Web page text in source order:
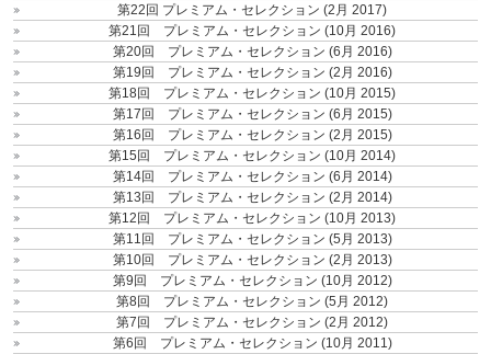
第22回 プレミアム・セレクション (2月 2017)
第21回 プレミアム・セレクション (10月 2016)
第20回 プレミアム・セレクション (6月 2016)
第19回 プレミアム・セレクション (2月 2016)
第18回 プレミアム・セレクション (10月 2015)
第17回 プレミアム・セレクション (6月 2015)
第16回 プレミアム・セレクション (2月 2015)
第15回 プレミアム・セレクション (10月 2014)
第14回 プレミアム・セレクション (6月 2014)
第13回 プレミアム・セレクション (2月 2014)
第12回 プレミアム・セレクション (10月 2013)
第11回 プレミアム・セレクション (5月 2013)
第10回 プレミアム・セレクション (2月 2013)
第9回 プレミアム・セレクション (10月 2012)
第8回 プレミアム・セレクション (5月 2012)
第7回 プレミアム・セレクション (2月 2012)
第6回 プレミアム・セレクション (10月 2011)